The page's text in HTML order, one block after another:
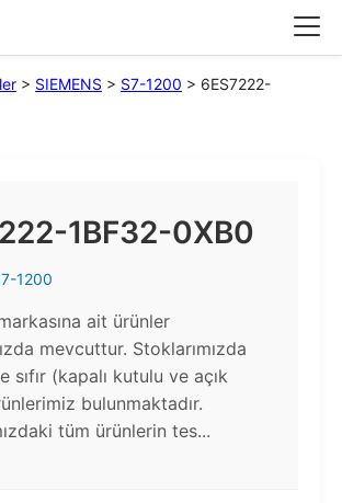
> SIEMENS > S7-1200 > 6ES7222-
1BF32-0XB0
1200
ait ürünler
mevcuttur. Stoklarımızda
sıfır (kapalı kutulu ve açık
bulunmaktadır.​
tüm ürünlerin tes...